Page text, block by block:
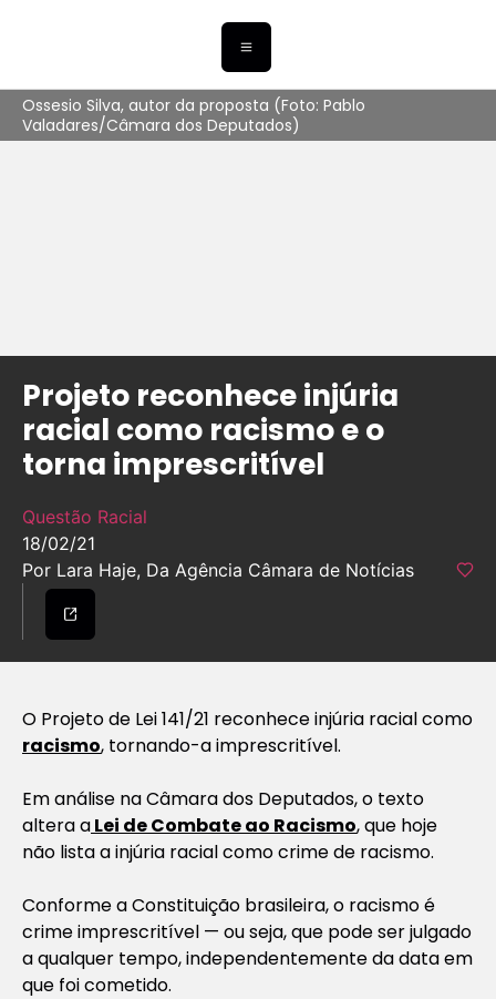
Ossesio Silva, autor da proposta (Foto: Pablo
Valadares/Câmara dos Deputados)
Projeto reconhece injúria
racial como racismo e o
torna imprescritível
Questão Racial
18/02/21
Por Lara Haje, Da Agência Câmara de Notícias
O Projeto de Lei 141/21 reconhece injúria racial como
racismo, tornando-a imprescritível.
Em análise na Câmara dos Deputados, o texto
altera aLei de Combate ao Racismo, que hoje
não lista a injúria racial como crime de racismo.
Conforme a Constituição brasileira, o racismo é
crime imprescritível — ou seja, que pode ser julgado
a qualquer tempo, independentemente da data em
que foi cometido.